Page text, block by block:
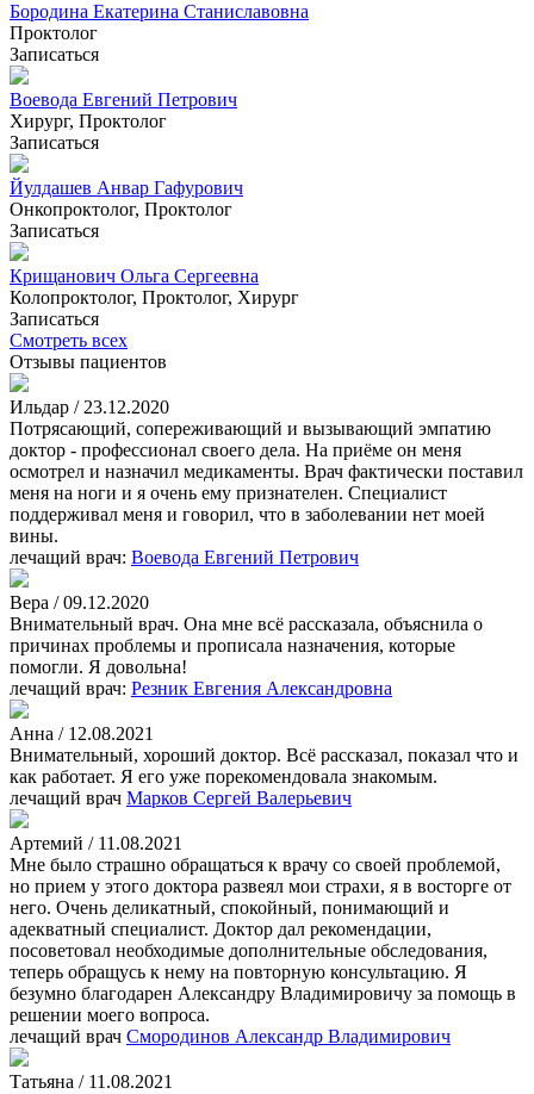
Бородина Екатерина Станиславовна
Проктолог
Записаться
Воевода Евгений Петрович
Хирург, Проктолог
Записаться
Йулдашев Анвар Гафурович
Онкопроктолог, Проктолог
Записаться
Крищанович Ольга Сергеевна
Колопроктолог, Проктолог, Хирург
Записаться
Смотреть всех
Отзывы пациентов
Ильдар / 23.12.2020
Потрясающий, сопереживающий и вызывающий эмпатию
доктор - профессионал своего дела. На приёме он меня
осмотрел и назначил медикаменты. Врач фактически поставил
меня на ноги и я очень ему признателен. Специалист
поддерживал меня и говорил, что в заболевании нет моей
вины.
лечащий врач: Воевода Евгений Петрович
Вера / 09.12.2020
Внимательный врач. Она мне всё рассказала, объяснила о
причинах проблемы и прописала назначения, которые
помогли. Я довольна!
лечащий врач: Резник Евгения Александровна
Анна / 12.08.2021
Внимательный, хороший доктор. Всё рассказал, показал что и
как работает. Я его уже порекомендовала знакомым.
лечащий врач Марков Сергей Валерьевич
Артемий / 11.08.2021
Мне было страшно обращаться к врачу со своей проблемой,
но прием у этого доктора развеял мои страхи, я в восторге от
него. Очень деликатный, спокойный, понимающий и
адекватный специалист. Доктор дал рекомендации,
посоветовал необходимые дополнительные обследования,
теперь обращусь к нему на повторную консультацию. Я
безумно благодарен Александру Владимировичу за помощь в
решении моего вопроса.
лечащий врач Смородинов Александр Владимирович
Татьяна / 11.08.2021